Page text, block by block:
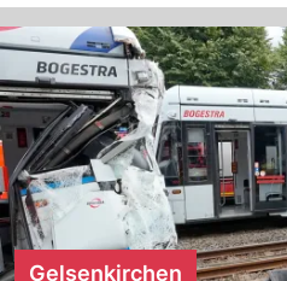
Gelsenkirchen